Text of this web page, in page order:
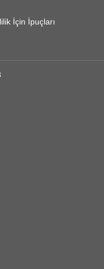
İçin İpuçları